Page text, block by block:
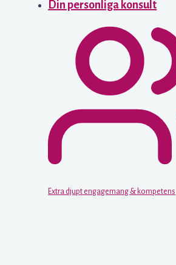
Din personliga konsult
Extra djupt engagemang & kompetens